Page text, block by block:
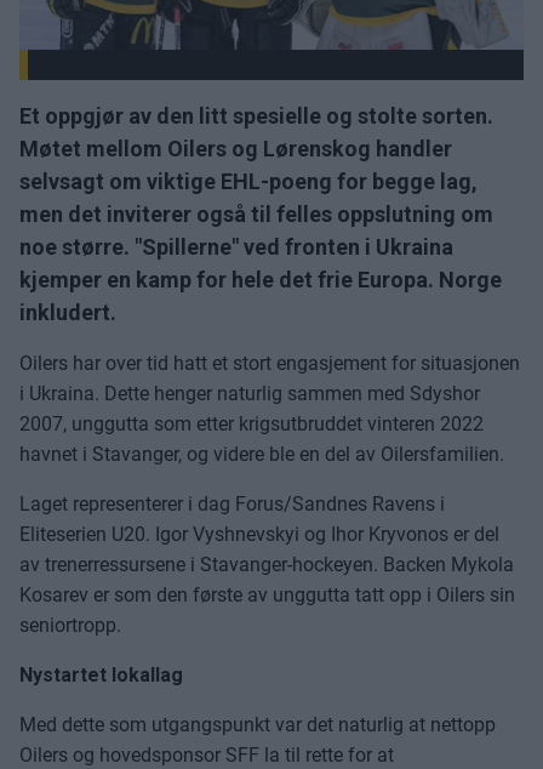
Et oppgjør av den litt spesielle og stolte sorten.
Møtet mellom Oilers og Lørenskog handler
selvsagt om viktige EHL-poeng for begge lag,
men det inviterer også til felles oppslutning om
noe større. "Spillerne" ved fronten i Ukraina
kjemper en kamp for hele det frie Europa. Norge
inkludert.
Oilers har over tid hatt et stort engasjement for situasjonen
i Ukraina. Dette henger naturlig sammen med Sdyshor
2007, unggutta som etter krigsutbruddet vinteren 2022
havnet i Stavanger, og videre ble en del av Oilersfamilien.
Laget representerer i dag Forus/Sandnes Ravens i
Eliteserien U20. Igor Vyshnevskyi og Ihor Kryvonos er del
av trenerressursene i Stavanger-hockeyen. Backen Mykola
Kosarev er som den første av unggutta tatt opp i Oilers sin
seniortropp.
Nystartet lokallag
Med dette som utgangspunkt var det naturlig at nettopp
Oilers og hovedsponsor SFF la til rette for at